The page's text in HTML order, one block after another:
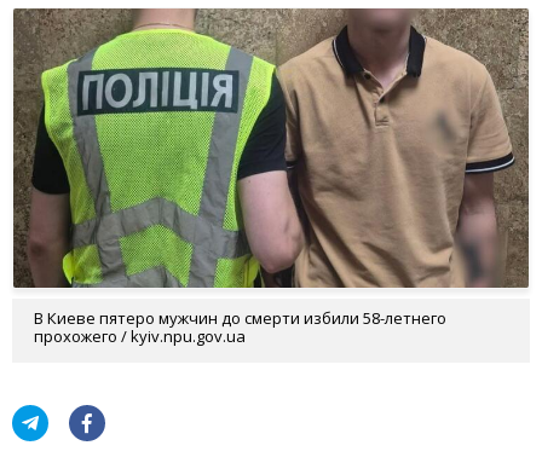
В Киеве пятеро мужчин до смерти избили 58-летнего
прохожего / kyiv.npu.gov.ua